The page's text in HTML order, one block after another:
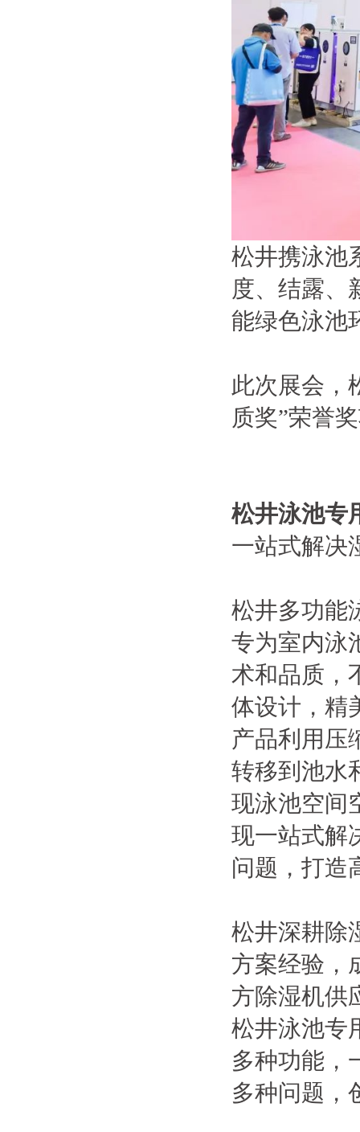
松井携泳池
度、结露、
能绿色泳池
此次展会，
质奖”荣誉
松井泳池专
一站式解决
松井多功能
专为室内泳
术和品质，
体设计，精
产品利用压
转移到池水
现泳池空间
现一站式解
问题，打造
松井深耕除
方案经验，
方除湿机供
松井泳池专
多种功能，
多种问题，